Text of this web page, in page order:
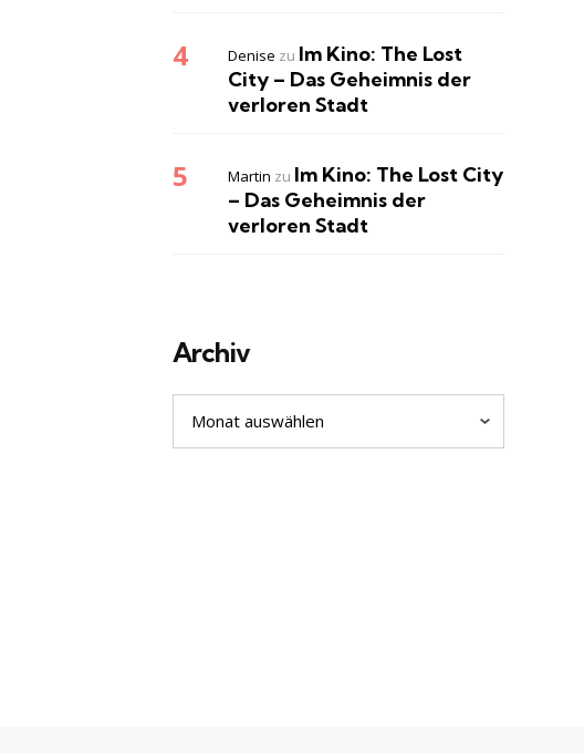
Denise zu Im Kino: The Lost
City – Das Geheimnis der
verloren Stadt
Martin zu Im Kino: The Lost City
– Das Geheimnis der
verloren Stadt
Archiv